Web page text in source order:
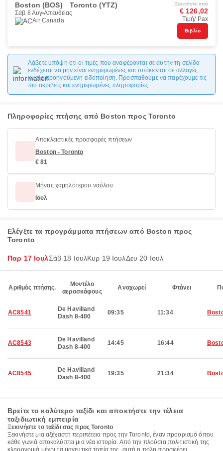
Boston (BOS) Toronto (YTZ)
Σάβ 8 Αυγ Απευθείας
Air Canada
Ξεκινήστε από
€ 126,02
Τιμή/ Pax
Βιβλίο
Λάβετε υπόψη ότι οι τιμές που αναφέρονται σε αυτήν τη σελίδα
ενδέχεται να μην είναι ενημερωμένες και υπόκεινται σε αλλαγές
χωρίς προηγούμενη ειδοποίηση. Προσπαθούμε να παρέχουμε τις
πιο ακριβείς και ενημερωμένες πληροφορίες.
Πληροφορίες πτήσης από Boston προς Toronto
Αποκλειστικές προσφορές πτήσεων
Boston - Toronto
€ 81
Μήνας χαμηλότερου ναύλου
Ιουλ
Ελέγξτε τα προγράμματα πτήσεων από Boston προς
Toronto
Παρ 17 ΙουλΣάβ 18 ΙουλΚυρ 19 ΙουλΔευ 20 Ιουλ
Αριθμός πτήσης.
Μοντέλο
αεροσκάφους
Αναχωρεί Φτάνει
AC8541
De Havilland
Dash 8-400
09:35 11:34
AC8543
De Havilland
Dash 8-400
14:45 16:44
AC8545
De Havilland
Dash 8-400
19:35 21:34
Βρείτε το καλύτερο ταξίδι και αποκτήστε την τέλεια
ταξιδιωτική εμπειρία
Ξεκινήστε το ταξίδι σας προς Toronto
Ξεκινήστε μια αξέχαστη περιπέτεια προς την Toronto, έναν προορισμό όπου
κάθε γωνιά αποκαλύπτει μια νέα ιστορία. Από την πλούσια πολιτιστική της
κληρονομιά μέχρι τα μαγευτικά τοπία της, αυτή η πόλη προσφέρει